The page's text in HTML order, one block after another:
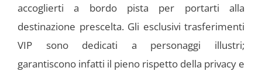
accoglierti a bordo pista per portarti alla
destinazione prescelta. Gli esclusivi trasferimenti
VIP sono dedicati a personaggi illustri;
garantiscono infatti il pieno rispetto della privacy e